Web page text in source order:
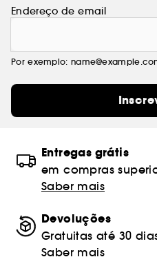
Endereço de email
Por exemplo:
Entregas grátis
em compras
Saber mais
Devoluções
Gratuitas até 30
Saber mais